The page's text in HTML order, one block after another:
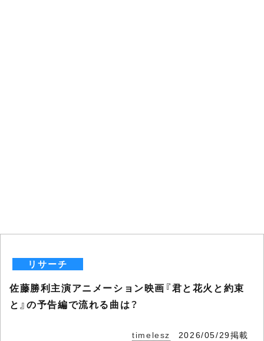
リサーチ
佐藤勝利主演アニメーション映画『君と花火と約束
と』の予告編で流れる曲は？
timelesz 2026/05/29掲載